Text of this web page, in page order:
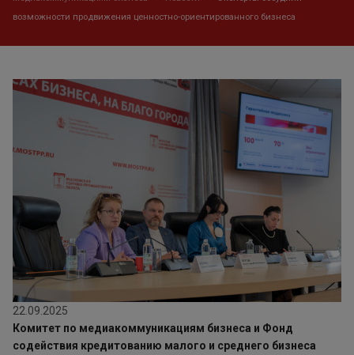
возможности продвижения ценностно-ориентированного бизнеса
22.09.2025
Комитет по медиакоммуникациям бизнеса и Фонд
содействия кредитованию малого и среднего бизнеса